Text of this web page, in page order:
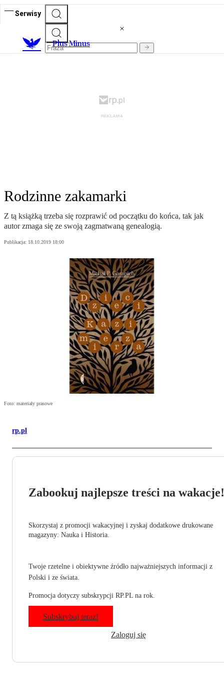
Serwisy
Plus Minus
Rodzinne zakamarki
Z tą książką trzeba się rozprawić od początku do końca, tak jak
autor zmaga się ze swoją zagmatwaną genealogią.
Publikacja: 18.10.2019 18:00
Foto: materiały prasowe
rp.pl
Zabookuj najlepsze treści na wakacje!
Skorzystaj z promocji wakacyjnej i zyskaj dodatkowe drukowane
magazyny: Nauka i Historia.
Twoje rzetelne i obiektywne źródło najważniejszych informacji z
Polski i ze świata.
Promocja dotyczy subskrypcji RP.PL na rok.
Subskrybuj teraz!
Zaloguj się